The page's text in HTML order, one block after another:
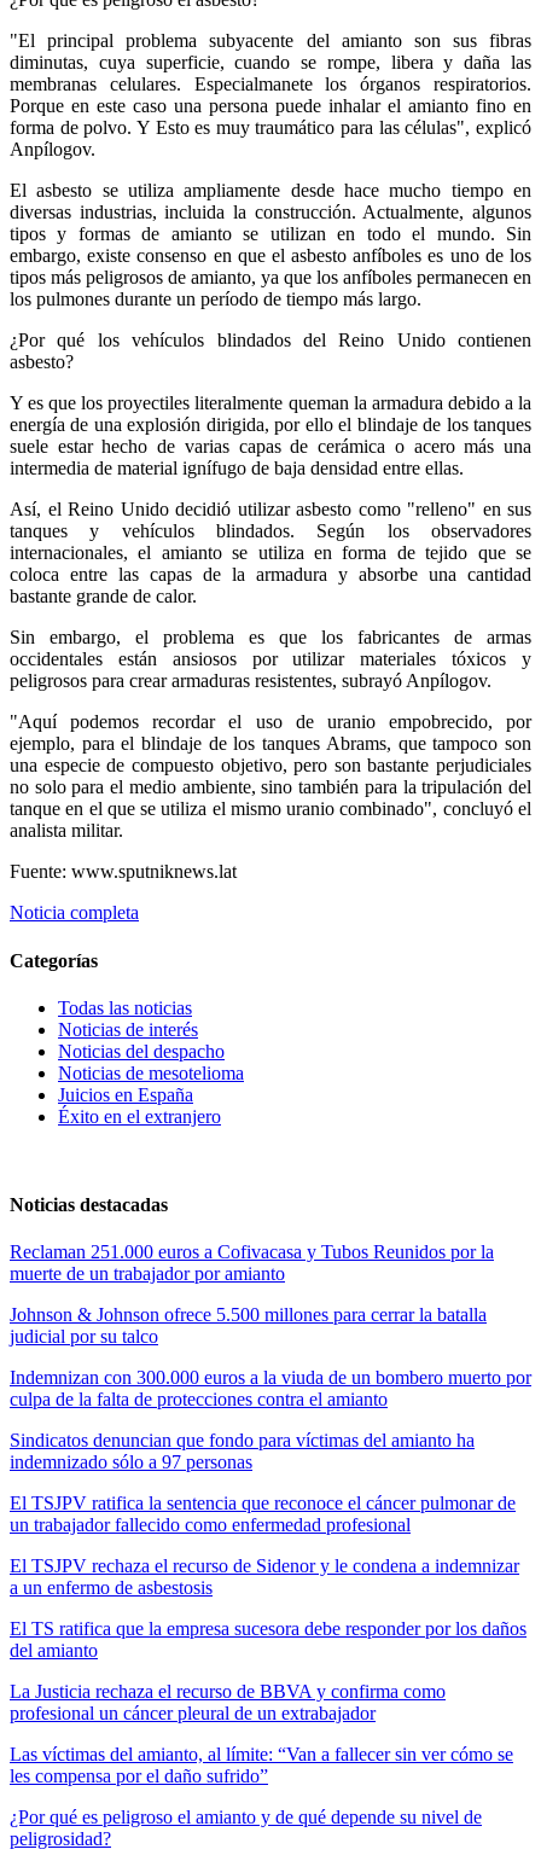
"El principal problema subyacente del amianto son sus fibras
diminutas, cuya superficie, cuando se rompe, libera y daña las
membranas celulares. Especialmanete los órganos respiratorios.
Porque en este caso una persona puede inhalar el amianto fino en
forma de polvo. Y Esto es muy traumático para las células", explicó
Anpílogov.
El asbesto se utiliza ampliamente desde hace mucho tiempo en
diversas industrias, incluida la construcción. Actualmente, algunos
tipos y formas de amianto se utilizan en todo el mundo. Sin
embargo, existe consenso en que el asbesto anfíboles es uno de los
tipos más peligrosos de amianto, ya que los anfíboles permanecen en
los pulmones durante un período de tiempo más largo.
¿Por qué los vehículos blindados del Reino Unido contienen
asbesto?
Y es que los proyectiles literalmente queman la armadura debido a la
energía de una explosión dirigida, por ello el blindaje de los tanques
suele estar hecho de varias capas de cerámica o acero más una
intermedia de material ignífugo de baja densidad entre ellas.
Así, el Reino Unido decidió utilizar asbesto como "relleno" en sus
tanques y vehículos blindados. Según los observadores
internacionales, el amianto se utiliza en forma de tejido que se
coloca entre las capas de la armadura y absorbe una cantidad
bastante grande de calor.
Sin embargo, el problema es que los fabricantes de armas
occidentales están ansiosos por utilizar materiales tóxicos y
peligrosos para crear armaduras resistentes, subrayó Anpílogov.
"Aquí podemos recordar el uso de uranio empobrecido, por
ejemplo, para el blindaje de los tanques Abrams, que tampoco son
una especie de compuesto objetivo, pero son bastante perjudiciales
no solo para el medio ambiente, sino también para la tripulación del
tanque en el que se utiliza el mismo uranio combinado", concluyó el
analista militar.
Fuente: www.sputniknews.lat
Noticia completa
Categorías
Todas las noticias
Noticias de interés
Noticias del despacho
Noticias de mesotelioma
Juicios en España
Éxito en el extranjero
Noticias destacadas
Reclaman 251.000 euros a Cofivacasa y Tubos Reunidos por la
muerte de un trabajador por amianto
Johnson & Johnson ofrece 5.500 millones para cerrar la batalla
judicial por su talco
Indemnizan con 300.000 euros a la viuda de un bombero muerto por
culpa de la falta de protecciones contra el amianto
Sindicatos denuncian que fondo para víctimas del amianto ha
indemnizado sólo a 97 personas
El TSJPV ratifica la sentencia que reconoce el cáncer pulmonar de
un trabajador fallecido como enfermedad profesional
El TSJPV rechaza el recurso de Sidenor y le condena a indemnizar
a un enfermo de asbestosis
El TS ratifica que la empresa sucesora debe responder por los daños
del amianto
La Justicia rechaza el recurso de BBVA y confirma como
profesional un cáncer pleural de un extrabajador
Las víctimas del amianto, al límite: “Van a fallecer sin ver cómo se
les compensa por el daño sufrido”
¿Por qué es peligroso el amianto y de qué depende su nivel de
peligrosidad?